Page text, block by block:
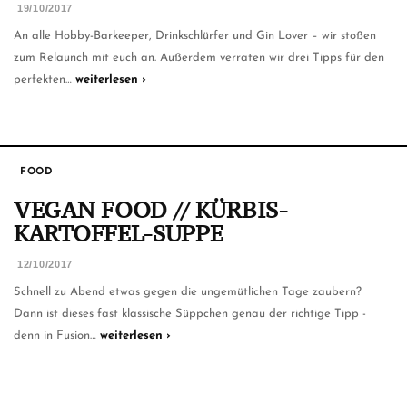
19/10/2017
An alle Hobby-Barkeeper, Drinkschlürfer und Gin Lover – wir stoßen
zum Relaunch mit euch an. Außerdem verraten wir drei Tipps für den
perfekten… weiterlesen ›
FOOD
VEGAN FOOD // KÜRBIS-
KARTOFFEL-SUPPE
12/10/2017
Schnell zu Abend etwas gegen die ungemütlichen Tage zaubern?
Dann ist dieses fast klassische Süppchen genau der richtige Tipp -
denn in Fusion… weiterlesen ›